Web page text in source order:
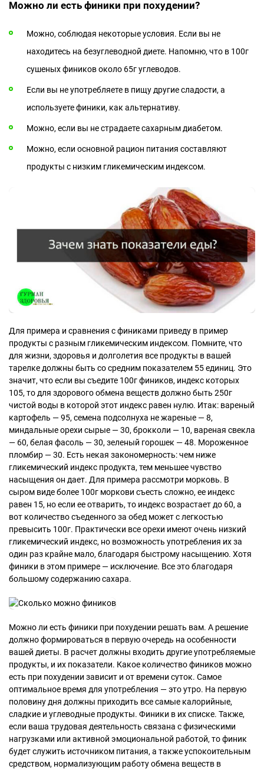
Можно ли есть финики при похудении?
Можно, соблюдая некоторые условия. Если вы не
находитесь на безуглеводной диете. Напомню, что в 100г
сушеных фиников около 65г углеводов.
Если вы не употребляете в пищу другие сладости, а
используете финики, как альтернативу.
Можно, если вы не страдаете сахарным диабетом.
Можно, если основной рацион питания составляют
продукты с низким гликемическим индексом.
Для примера и сравнения с финиками приведу в пример
продукты с разным гликемическим индексом. Помните, что
для жизни, здоровья и долголетия все продукты в вашей
тарелке должны быть со средним показателем 55 единиц. Это
значит, что если вы съедите 100г фиников, индекс которых
105, то для здорового обмена веществ должно быть 250г
чистой воды в которой этот индекс равен нулю. Итак: вареный
картофель — 95, семена подсолнуха не жареные — 8,
миндальные орехи сырые — 30, брокколи — 10, вареная свекла
— 60, белая фасоль — 30, зеленый горошек — 48. Мороженное
пломбир — 30. Есть некая закономерность: чем ниже
гликемический индекс продукта, тем меньшее чувство
насыщения он дает. Для примера рассмотри морковь. В
сыром виде более 100г моркови съесть сложно, ее индекс
равен 15, но если ее отварить, то индекс возрастает до 60, а
вот количество съеденного за обед может с легкостью
превысить 100г. Практически все орехи имеют очень низкий
гликемический индекс, но возможность употребления их за
один раз крайне мало, благодаря быстрому насыщению. Хотя
финики в этом примере — исключение. Все это благодаря
большому содержанию сахара.
Можно ли есть финики при похудении решать вам. А решение
должно формироваться в первую очередь на особенности
вашей диеты. В расчет должны входить другие употребляемые
продукты, и их показатели. Какое количество фиников можно
есть при похудении зависит и от времени суток. Самое
оптимальное время для употребления — это утро. На первую
половину дня должны приходить все самые калорийные,
сладкие и углеводные продукты. Финики в их списке. Также,
если ваша трудовая деятельность связана с физическими
нагрузками или активной эмоциональной работой, то финик
будет служить источником питания, а также успокоительным
средством, нормализующим работу обмена веществ в